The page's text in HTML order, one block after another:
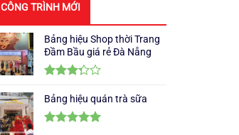
CÔNG TRÌNH MỚI
Bảng hiệu Shop thời Trang
Đầm Bầu giá rẻ Đà Nẵng
xếp
hạng
3.335
Bảng hiệu quán trà sữa